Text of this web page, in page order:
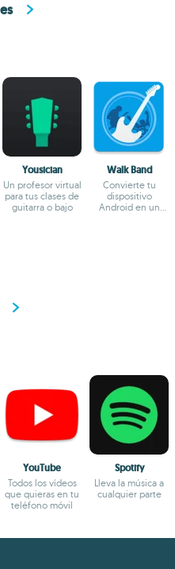
Yousician
Un profesor virtual
para tus clases de
guitarra o bajo
Walk Band
Convierte tu
dispositivo
Android en un
YouTube
Todos los vídeos
que quieras en tu
teléfono móvil
Spotify
Lleva la música a
cualquier parte